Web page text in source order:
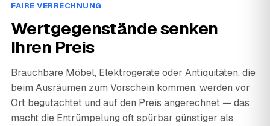
FAIRE VERRECHNUNG
Wertgegenstände senken
Ihren Preis
Brauchbare Möbel, Elektrogeräte oder Antiquitäten, die
beim Ausräumen zum Vorschein kommen, werden vor
Ort begutachtet und auf den Preis angerechnet — das
macht die Entrümpelung oft spürbar günstiger als